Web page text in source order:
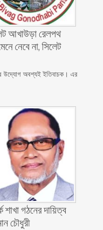
আখাউড়া রেলপথ
নেবে না, সিলেট
উদ্যোগ অবশ্যই ইতিবাচক। এর
শাখা গঠনের দায়িত্ব
চৌধুরী